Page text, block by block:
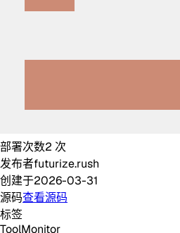
部署次数2 次
发布者futurize.rush
创建于2026-03-31
源码查看源码
标签
ToolMonitor